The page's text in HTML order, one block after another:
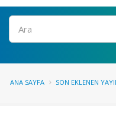
Ara
ANA SAYFA SON EKLENEN